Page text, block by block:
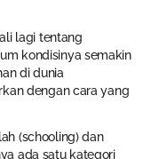
lagi tentang
kondisinya semakin
di dunia
dengan cara yang
(schooling) dan
ada satu kategori